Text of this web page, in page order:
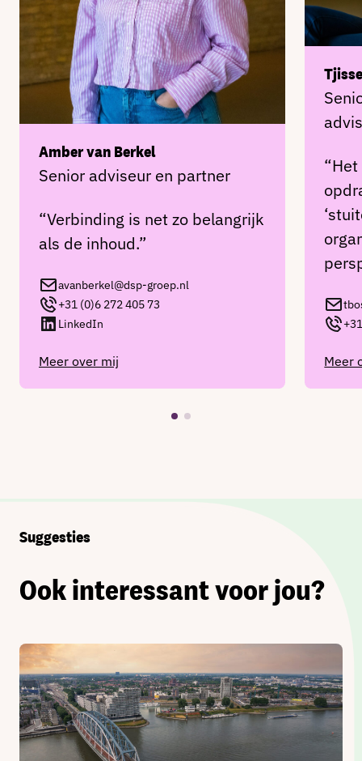
Amber van Berkel
Senior adviseur en partner
“Verbinding is net zo belangrijk
als de inhoud.”
avanberkel@dsp-groep.nl
+31 (0)6 272 405 73
LinkedIn
Meer over mij Meer
Suggesties
Ook interessant voor jou?